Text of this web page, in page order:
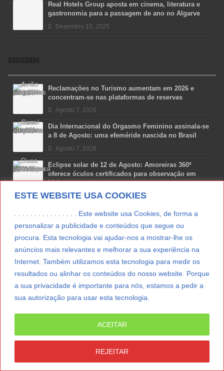
ESTE WEBSITE USA COOKIES
. . . . . . . . . . . . . . . . Este website usa Cookies, de forma a
personalizar a publicidade e conteúdos que segue ou
procura. Esta tecnologia vai ajudar-nos a mostrar-lhe os
anúncios mais relevantes e melhorar a sua experiência na
Internet. Também utilizamos esta tecnologia para medir os
resultados ou alinhar os conteúdos do nosso website. Porque
a sua privacidade é importante para nós, estamos a pedir a
sua autorização para usar esta tecnologia.
REJEITAR
ACEITAR
Real Hotels Group aposta em cinema, literatura e
gastronomia para a passagem de ano no Algarve
Dezembro 15, 2025
SOCIEDADE
Reclamações no Turismo aumentam em 2026 e
concentram-se nas plataformas de reservas
Agosto 7, 2026
Dia Internacional do Orgasmo Feminino assinala-se
a 8 de Agosto: uma efeméride nascida no Brasil
Agosto 7, 2026
Eclipse solar de 12 de Agosto: Amoreiras 360º
oferece óculos certificados para observação em
Lisboa
Agosto 7, 2026
Lua Afonso vence prémio internacional de liderança
Agosto 7, 2026
Preparar o carro para as férias de Verão
Agosto 5, 2026
SUBSCREVER NEWSLETTER
SpringParty|Suporte Técnico|